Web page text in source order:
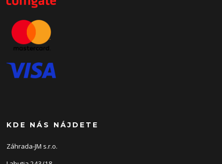
KDE NÁS NÁJDETE
Záhrada-JM s.r.o.